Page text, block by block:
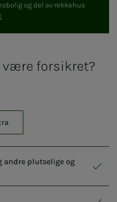
og del av rekkehus
være forsikret?
andre plutselige og